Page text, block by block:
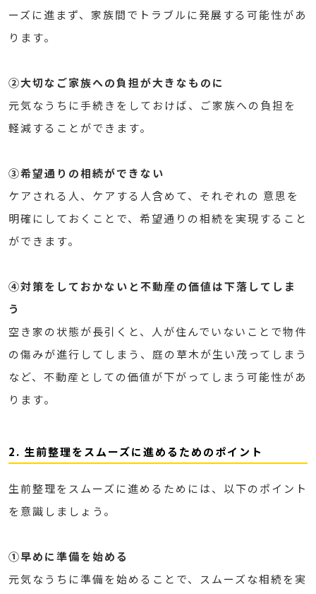
ーズに進まず、家族間でトラブルに発展する可能性があ
ります。
②大切なご家族への負担が大きなものに
元気なうちに手続きをしておけば、ご家族への負担を
軽減することができます。
③希望通りの相続ができない
ケアされる人、ケアする人含めて、それぞれの 意思を
明確にしておくことで、希望通りの相続を実現すること
ができます。
④対策をしておかないと不動産の価値は下落してしま
う
空き家の状態が長引くと、人が住んでいないことで物件
の傷みが進行してしまう、庭の草木が生い茂ってしまう
など、不動産としての価値が下がってしまう可能性があ
ります。
2. 生前整理をスムーズに進めるためのポイント
生前整理をスムーズに進めるためには、以下のポイント
を意識しましょう。
①早めに準備を始める
元気なうちに準備を始めることで、スムーズな相続を実